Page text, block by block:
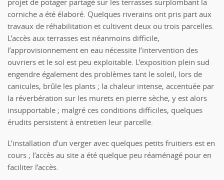
projet de potager partagé sur les terrasses surplombant la
corniche a été élaboré. Quelques riverains ont pris part aux
travaux de réhabilitation et cultivent deux ou trois parcelles.
L’accès aux terrasses est néanmoins difficile,
l’approvisionnement en eau nécessite l’intervention des
ouvriers et le sol est peu exploitable. L’exposition plein sud
engendre également des problèmes tant le soleil, lors de
canicules, brûle les plants ; la chaleur intense, accentuée par
la réverbération sur les murets en pierre sèche, y est alors
insupportable ; malgré ces conditions difficiles, quelques
érudits persistent à entretien leur parcelle.
L’installation d’un verger avec quelques petits fruitiers est en
cours ; l’accès au site a été quelque peu réaménagé pour en
faciliter l’accès.